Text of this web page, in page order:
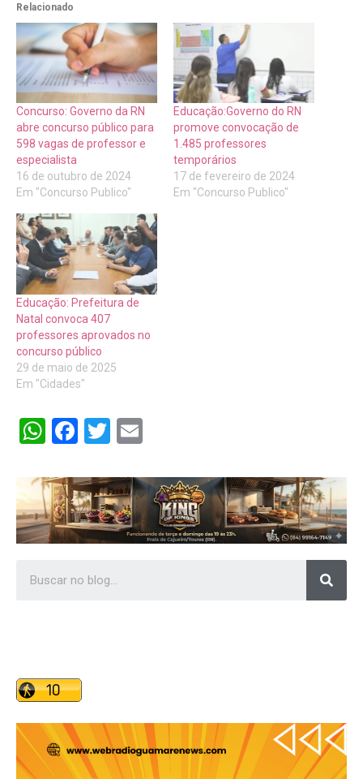
Relacionado
Concurso: Governo da RN
abre concurso público para
598 vagas de professor e
especialista
16 de outubro de 2024
Em "Concurso Publico"
Educação:Governo do RN
promove convocação de
1.485 professores
temporários
17 de fevereiro de 2024
Em "Concurso Publico"
Educação: Prefeitura de
Natal convoca 407
professores aprovados no
concurso público
29 de maio de 2025
Em "Cidades"
WhatsApp
Facebook
Twitter